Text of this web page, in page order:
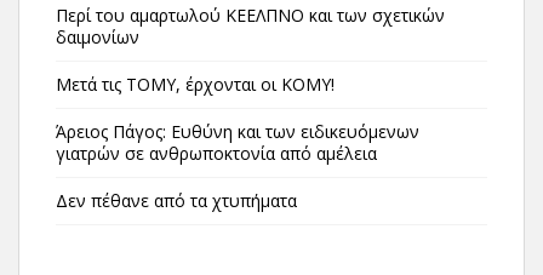
Περί του αμαρτωλού ΚΕΕΛΠΝΟ και των σχετικών
δαιμονίων
Μετά τις ΤΟΜΥ, έρχονται οι ΚΟΜΥ!
Άρειος Πάγος: Ευθύνη και των ειδικευόμενων
γιατρών σε ανθρωποκτονία από αμέλεια
Δεν πέθανε από τα χτυπήματα